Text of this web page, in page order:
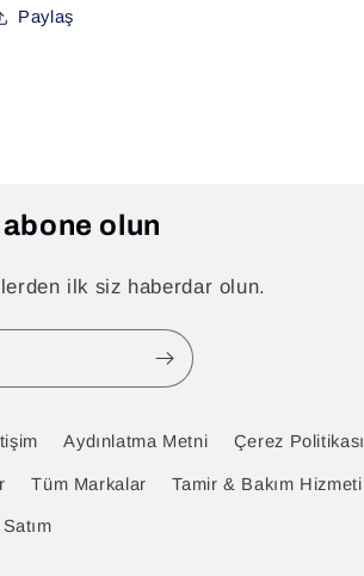
Paylaş
abone olun
ilk siz haberdar olun.
Aydınlatma Metni Çerez Politikası
Tüm Markalar Tamir & Bakım Hizmeti